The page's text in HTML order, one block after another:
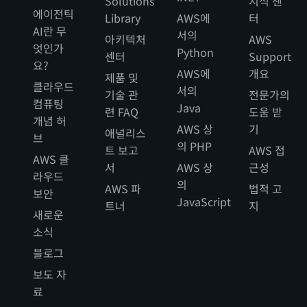
에이전틱
AI란 무
엇인가
요?
클라우드
컴퓨팅
개념 허
브
AWS 클
라우드
보안
새로운
소식
블로그
보도 자
료
Library
아키텍처
센터
제품 및
기술 관
련 FAQ
애널리스
트 보고
서
AWS 파
트너
AWS에
서의
Python
AWS에
서의
Java
AWS 상
의 PHP
AWS 상
의
JavaScript
터
AWS
Support
개요
전문가의
도움 받
기
AWS 접
근성
법적 고
지